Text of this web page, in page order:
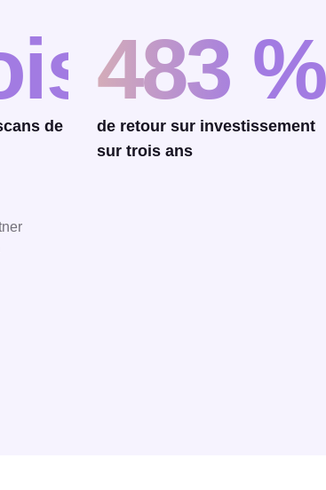
de
483 %
de retour sur investissement
sur trois ans